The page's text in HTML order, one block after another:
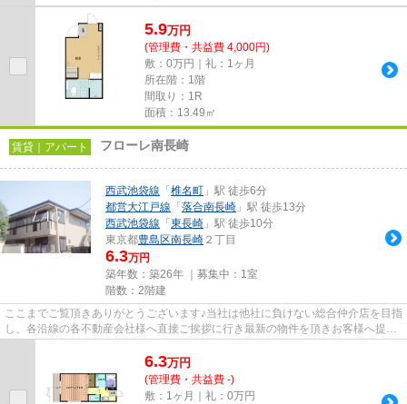
5.9万円
(管理費・共益費 4,000円)
敷：0万円｜礼：1ヶ月
所在階：1階
間取り：1R
面積：13.49㎡
賃貸｜アパート フローレ南長崎
西武池袋線 「 椎名町 」駅 徒歩6分
都営大江戸線 「 落合南長崎 」駅 徒歩13分
西武池袋線 「 東長崎 」駅 徒歩10分
東京都豊島区南長崎 ２丁目
6.3万円
築年数：築26年 ｜募集中： 1室
階数：2階建
ここまでご覧頂きありがとうございます♪当社は他社に負けない総合仲介店を目指
し、各沿線の各不動産会社様へ直接ご挨拶に行き最新の物件を頂きお客様へ提供
6.3万円
(管理費・共益費 -)
敷：1ヶ月｜礼：0万円